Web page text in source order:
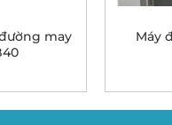
may
Máy